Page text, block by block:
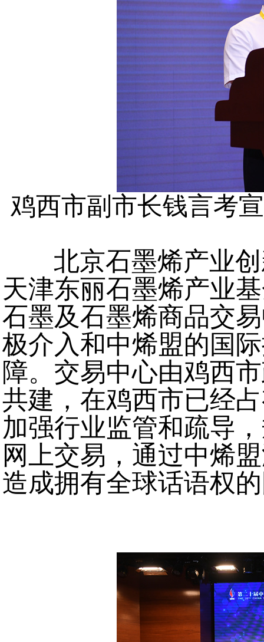
鸡西市副市长钱言考
北京石墨烯产业创
天津东丽石墨烯产业
石墨及石墨烯商品交
极介入和中烯盟的国
障。交易中心由鸡西
共建，在鸡西市已经
加强行业监管和疏导
网上交易，通过中烯
造成拥有全球话语权